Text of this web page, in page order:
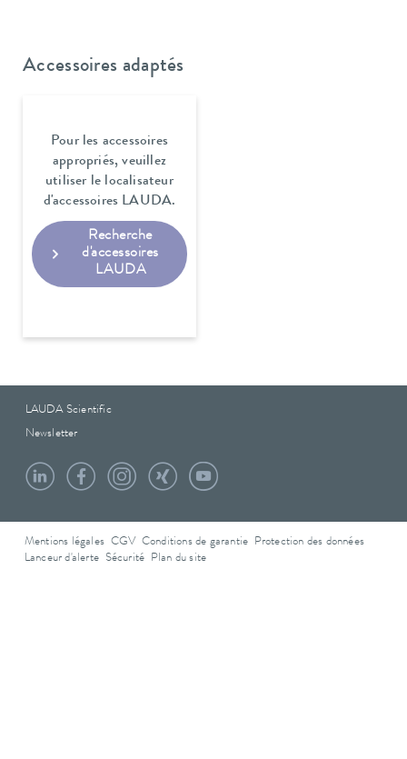
Accessoires adaptés
Pour les accessoires
appropriés, veuillez
utiliser le localisateur
d'accessoires LAUDA.
Recherche
d'accessoires
LAUDA
LAUDA Scientific
Newsletter
Mentions légales CGV Conditions de garantie
Protection des données
Lanceur d'alerte Sécurité Plan du site